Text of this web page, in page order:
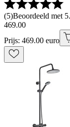
(5)Beoordeeld met
469.00
Prijs: 469.00 euro